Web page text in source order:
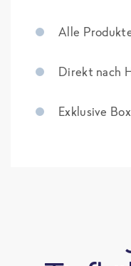
Alle
Direkt nach
Exklusive